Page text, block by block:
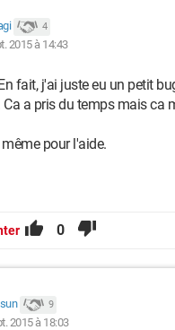
4
2015 à 14:43
fait, j'ai juste eu un petit
Ca a pris du temps mais ca
pour l'aide.
0
9
2015 à 18:03